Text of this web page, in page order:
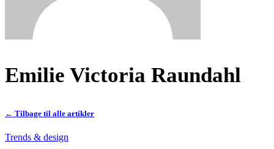
Emilie Victoria Raundahl
← Tilbage til alle artikler
Trends & design